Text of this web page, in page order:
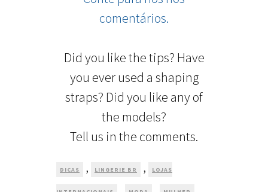
comentários.
Did you like the tips? Have
you ever used a shaping
straps? Did you like any of
the models?
Tell us in the comments.
DICAS , LINGERIE BR , LOJAS